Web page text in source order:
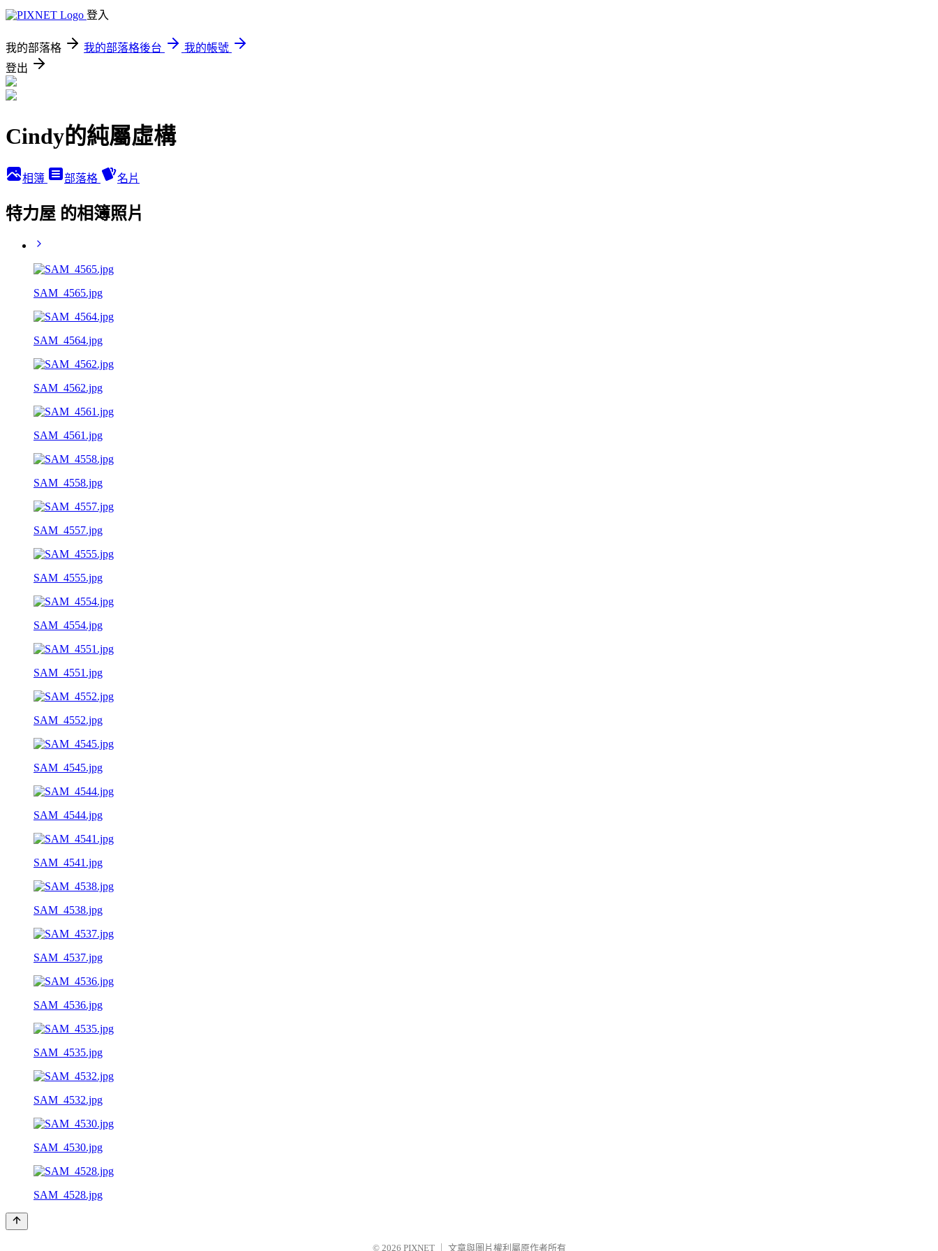
登入
我的部落格 我的部落格後台
我的帳號
登出
Cindy的純屬虛構
相簿 部落格 名片
特力屋 的相簿照片
SAM_4565.jpg
SAM_4564.jpg
SAM_4562.jpg
SAM_4561.jpg
SAM_4558.jpg
SAM_4557.jpg
SAM_4555.jpg
SAM_4554.jpg
SAM_4551.jpg
SAM_4552.jpg
SAM_4545.jpg
SAM_4544.jpg
SAM_4541.jpg
SAM_4538.jpg
SAM_4537.jpg
SAM_4536.jpg
SAM_4535.jpg
SAM_4532.jpg
SAM_4530.jpg
SAM_4528.jpg
© 2026 PIXNET 文章與圖片權利屬原作者所有